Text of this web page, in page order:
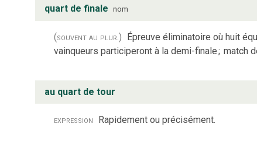
quart de finale nom
(souvent au plur.) Épreuve éliminatoire où huit
vainqueurs participeront à la demi-finale; match
au quart de tour
expression Rapidement ou précisément.